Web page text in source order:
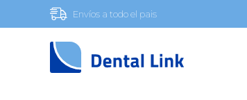
Envíos a todo el pais